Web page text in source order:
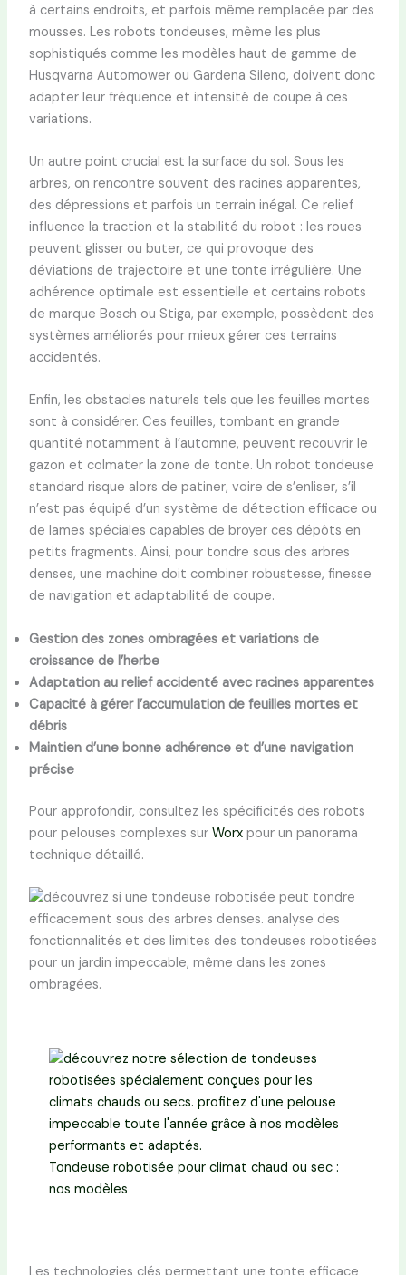
à certains endroits, et parfois même remplacée par des
mousses. Les robots tondeuses, même les plus
sophistiqués comme les modèles haut de gamme de
Husqvarna Automower ou Gardena Sileno, doivent donc
adapter leur fréquence et intensité de coupe à ces
variations.
Un autre point crucial est la surface du sol. Sous les
arbres, on rencontre souvent des racines apparentes,
des dépressions et parfois un terrain inégal. Ce relief
influence la traction et la stabilité du robot : les roues
peuvent glisser ou buter, ce qui provoque des
déviations de trajectoire et une tonte irrégulière. Une
adhérence optimale est essentielle et certains robots
de marque Bosch ou Stiga, par exemple, possèdent des
systèmes améliorés pour mieux gérer ces terrains
accidentés.
Enfin, les obstacles naturels tels que les feuilles mortes
sont à considérer. Ces feuilles, tombant en grande
quantité notamment à l’automne, peuvent recouvrir le
gazon et colmater la zone de tonte. Un robot tondeuse
standard risque alors de patiner, voire de s’enliser, s’il
n’est pas équipé d’un système de détection efficace ou
de lames spéciales capables de broyer ces dépôts en
petits fragments. Ainsi, pour tondre sous des arbres
denses, une machine doit combiner robustesse, finesse
de navigation et adaptabilité de coupe.
Gestion des zones ombragées et variations de
croissance de l’herbe
Adaptation au relief accidenté avec racines apparentes
Capacité à gérer l’accumulation de feuilles mortes et
débris
Maintien d’une bonne adhérence et d’une navigation
précise
Pour approfondir, consultez les spécificités des robots
pour pelouses complexes sur Worxpour un panorama
technique détaillé.
Tondeuse robotisée pour climat chaud ou sec :
nos modèles